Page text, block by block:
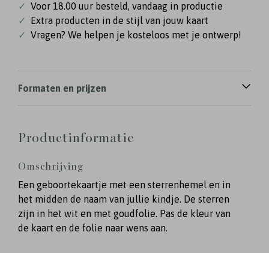
✓ Voor 18.00 uur besteld, vandaag in productie
✓
Extra producten in de stijl van jouw kaart
✓ Vragen? We helpen je kosteloos met je ontwerp!
Formaten en prijzen
Productinformatie
Omschrijving
Een geboortekaartje met een sterrenhemel en in
het midden de naam van jullie kindje. De sterren
zijn in het wit en met goudfolie. Pas de kleur van
de kaart en de folie naar wens aan.